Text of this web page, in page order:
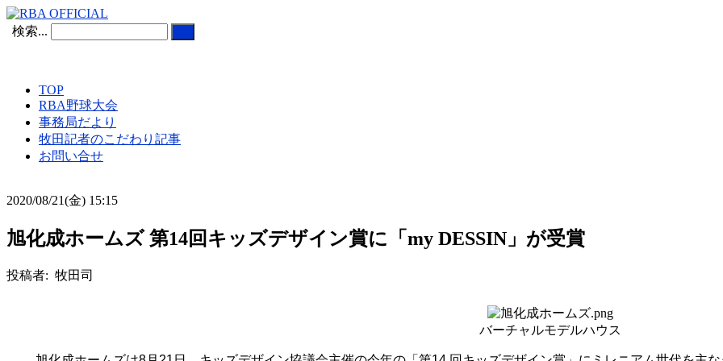
検索...
TOP
RBA野球大会
事務局だより
牧田記者のこだわり記事
お問い合せ
2020/08/21(金) 15:15
旭化成ホームズ 第14回キッズデザイン賞に「my DESSIN」が受賞
投稿者: 牧田司
バーチャルモデルハウス